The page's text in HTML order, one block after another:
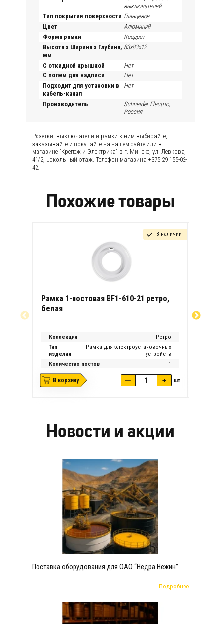
выключателей
Тип покрытия поверхности Глянцевое
Цвет
Алюминий
Форма рамки
Квадрат
Высота х Ширина х Глубина,
мм
83х83х12
С откидной крышкой
Нет
С полем для надписи
Нет
Подходит для установки в
кабель-канал
Нет
Производитель
Schneider Electric,
Россия
Розетки, выключатели и рамки к ним выбирайте,
заказывайте и покупайте на нашем сайте или в
магазине "Крепеж и Электрика" в г. Минске, ул. Левкова,
41/2, цокольный этаж. Телефон магазина +375 29 155-02-
42.
Похожие товары
В наличии
Рамка 1-постовая BF1-610-21 ретро,
белая
Коллекция
Ретро
Тип
изделия
Рамка для электроустановочных
устройств
Количество постов
1
В корзину — + шт
Новости и акции
Поставка оборудования для ОАО “Недра Нежин”
Подробнее